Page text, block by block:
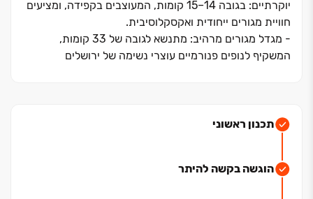
יוקרתיים: בגובה ‏14‏–‏15 קומות, המעוצבים בקפידה, ומציעים
חוויית מגורים ייחודית ואקסקלוסיבית.
- מגדל מגורים מרהיב: מתנשא לגובה של ‏33 קומות,
המשקיף לנופים פנורמיים עוצרי נשימה של ירושלים
מערכת תחבורה עירונית מתקדמת ויעילה:
תכנון ראשוני
הוגשה בקשה להיתר